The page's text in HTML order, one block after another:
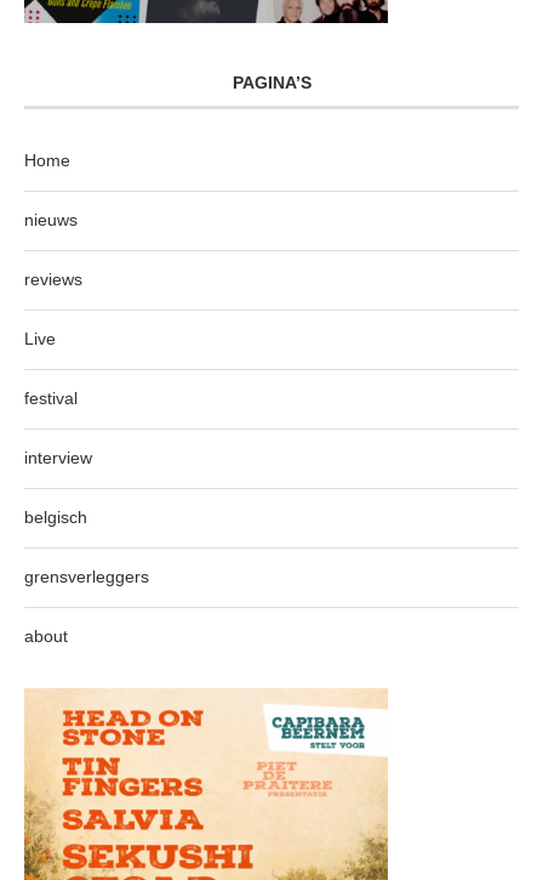
PAGINA’S
Home
nieuws
reviews
Live
festival
interview
belgisch
grensverleggers
about